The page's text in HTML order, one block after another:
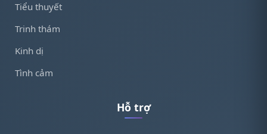
Tiểu thuyết
Trinh thám
Kinh dị
Tình cảm
Hỗ trợ